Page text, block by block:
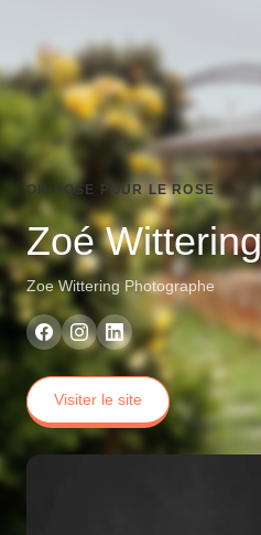
ON POSE POUR LE ROSE
Zoé Wittering
Zoe Wittering Photographe
Visiter le site